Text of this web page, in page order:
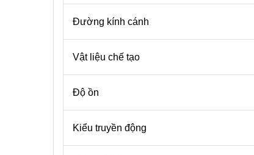
Đường kính cánh
Vật liệu chế tạo
Độ ồn
Kiểu truyền động